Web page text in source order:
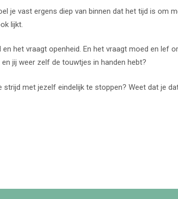
je vast ergens diep van binnen dat het tijd is om
lijkt.
het vraagt openheid. En het vraagt moed en lef
jij weer zelf de touwtjes in handen hebt?
met jezelf eindelijk te stoppen? Weet dat je